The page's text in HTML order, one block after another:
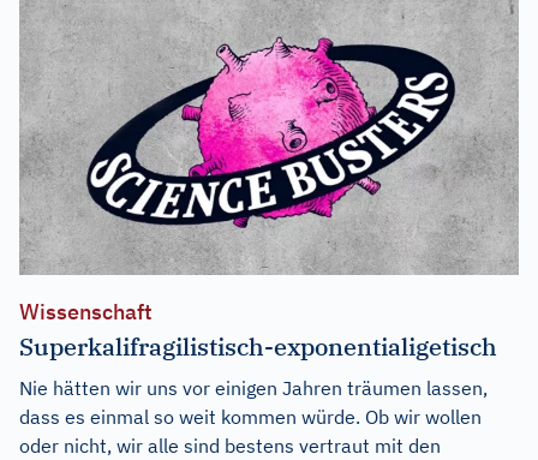
Wissenschaft
Superkalifragilistisch-exponentialigetisch
Nie hätten wir uns vor einigen Jahren träumen lassen,
dass es einmal so weit kommen würde. Ob wir wollen
oder nicht, wir alle sind bestens vertraut mit den